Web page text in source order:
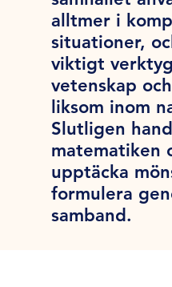
alltmer i
situationer,
viktigt
vetenskap
liksom inom
Slutligen
matematiken
upptäcka
formulera
samband.